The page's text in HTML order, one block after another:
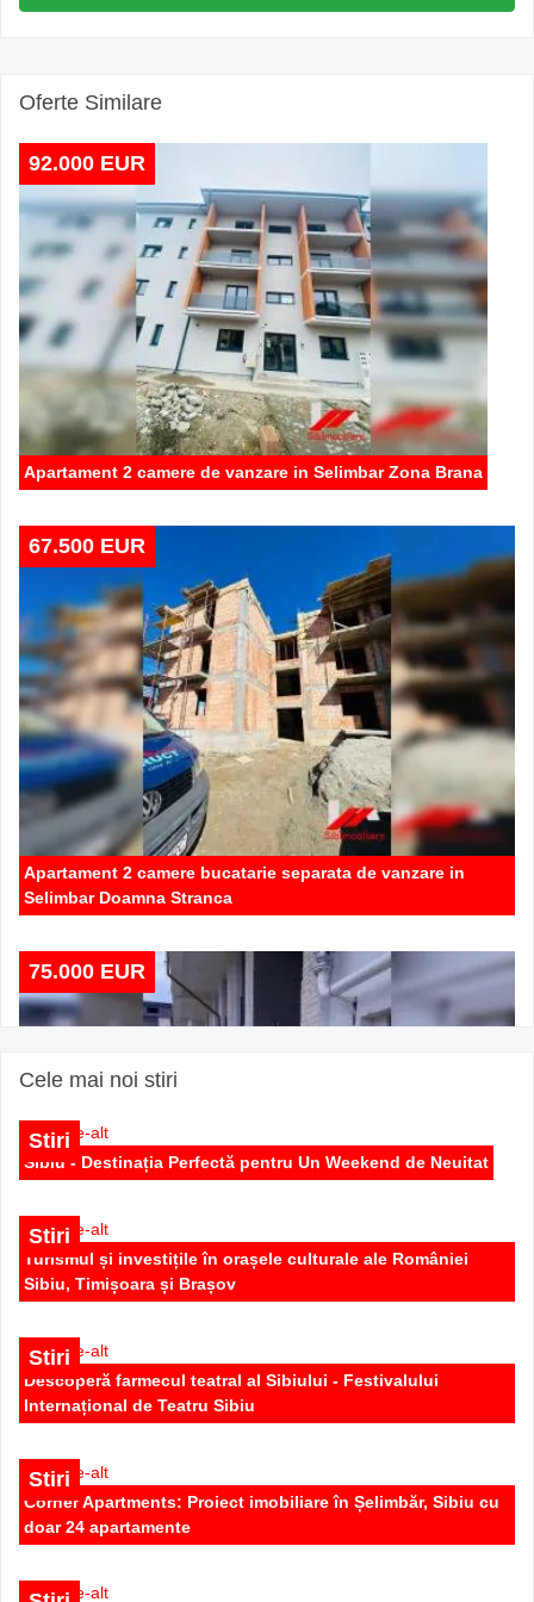
Oferte Similare
92.000 EUR
Apartament 2 camere de vanzare in Selimbar Zona Brana
67.500 EUR
Apartament 2 camere bucatarie separata de vanzare in
Selimbar Doamna Stranca
75.000 EUR
Apartament 2 camere finalizat ,la cheie zona Doamna
75.500 EUR
Cele mai noi stiri
Stiri
Sibiu - Destinația Perfectă pentru Un Weekend de Neuitat
Stiri
Turismul și investițile în orașele culturale ale României
Sibiu, Timișoara și Brașov
Stiri
Descoperă farmecul teatral al Sibiului - Festivalului
Internațional de Teatru Sibiu
Stiri
Corner Apartments: Proiect imobiliare în Șelimbăr, Sibiu cu
doar 24 apartamente